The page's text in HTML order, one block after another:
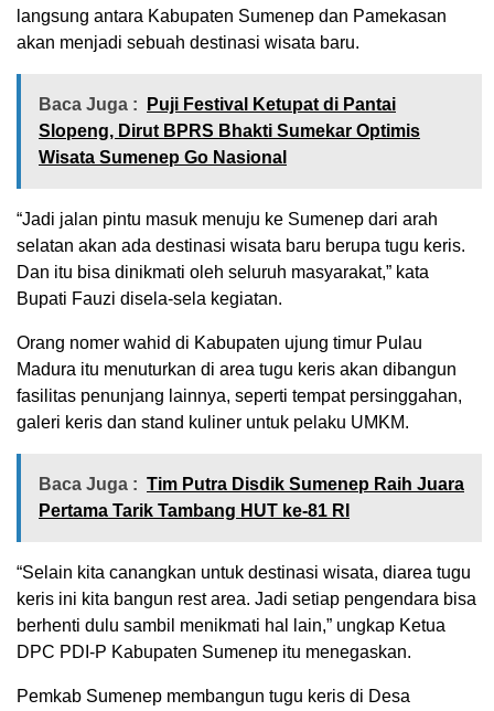
langsung antara Kabupaten Sumenep dan Pamekasan
akan menjadi sebuah destinasi wisata baru.
Baca Juga :
Puji Festival Ketupat di Pantai
Slopeng, Dirut BPRS Bhakti Sumekar Optimis
Wisata Sumenep Go Nasional
“Jadi jalan pintu masuk menuju ke Sumenep dari arah
selatan akan ada destinasi wisata baru berupa tugu keris.
Dan itu bisa dinikmati oleh seluruh masyarakat,” kata
Bupati Fauzi disela-sela kegiatan.
Orang nomer wahid di Kabupaten ujung timur Pulau
Madura itu menuturkan di area tugu keris akan dibangun
fasilitas penunjang lainnya, seperti tempat persinggahan,
galeri keris dan stand kuliner untuk pelaku UMKM.
Baca Juga : Tim Putra Disdik Sumenep Raih Juara
Pertama Tarik Tambang HUT ke-81 RI
“Selain kita canangkan untuk destinasi wisata, diarea tugu
keris ini kita bangun rest area. Jadi setiap pengendara bisa
berhenti dulu sambil menikmati hal lain,” ungkap Ketua
DPC PDI-P Kabupaten Sumenep itu menegaskan.
Pemkab Sumenep membangun tugu keris di Desa